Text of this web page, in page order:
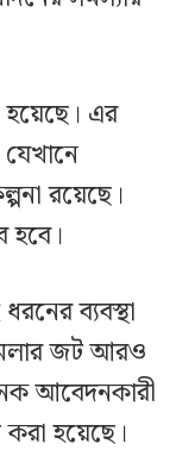
হয়েছে। এর
রয়েছে।
হবে।
ব্যবস্থা
জট আরও
আবেদনকারী
হয়েছে।